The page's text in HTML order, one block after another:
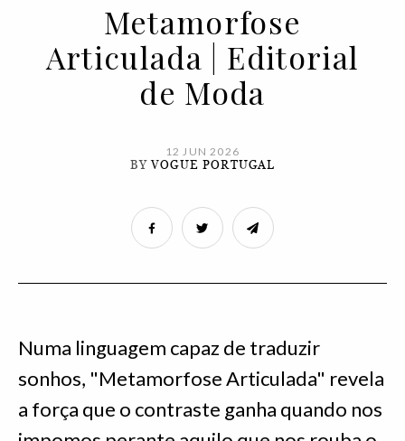
Metamorfose
Articulada | Editorial
de Moda
12 JUN 2026
BYVOGUE PORTUGAL
Numa linguagem capaz de traduzir
sonhos, "Metamorfose Articulada" revela
a força que o contraste ganha quando nos